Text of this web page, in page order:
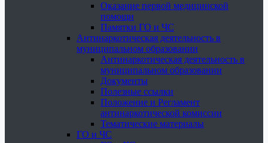
Оказание первой медицинской
помощи
Памятки ГО и ЧС
Антинаркотическая деятельность в
муниципальном образовании
Антинаркотическая деятельность в
муниципальном образовании
Документы
Полезные ссылки
Положение и Регламент
антинаркотической комиссии
Тематические материалы
ГО и ЧС